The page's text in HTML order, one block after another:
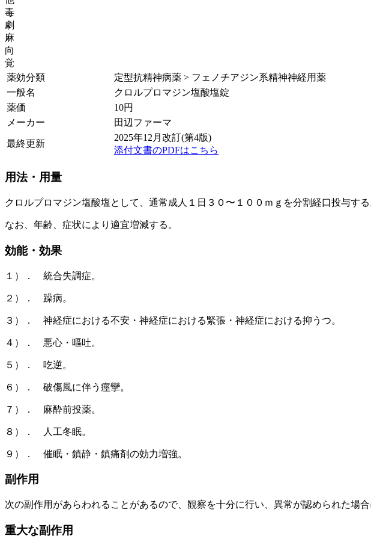
毒
劇
麻
向
覚
薬効分類
定型抗精神病薬 > フェノチアジン系精神神経用薬
一般名
クロルプロマジン塩酸塩錠
薬価
10円
メーカー
田辺ファーマ
最終更新
2025年12月改訂(第4版)
添付文書のPDFはこちら
用法・用量
クロルプロマジン塩酸塩として、通常成人１日３０〜１００ｍｇを分割経口投与す
なお、年齢、症状により適宜増減する。
効能・効果
１）． 統合失調症。
２）． 躁病。
３）． 神経症における不安・神経症における緊張・神経症における抑うつ。
４）． 悪心・嘔吐。
５）． 吃逆。
６）． 破傷風に伴う痙攣。
７）． 麻酔前投薬。
８）． 人工冬眠。
９）． 催眠・鎮静・鎮痛剤の効力増強。
副作用
次の副作用があらわれることがあるので、観察を十分に行い、異常が認められた場
重大な副作用